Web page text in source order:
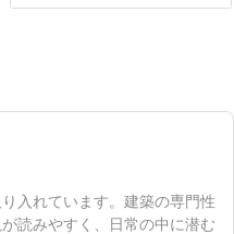
入れています。建築の専門性
読みやすく、日常の中に潜む